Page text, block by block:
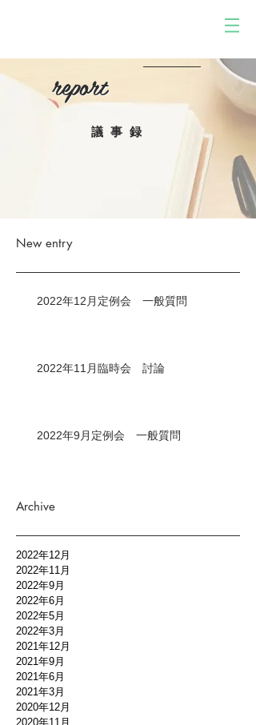
report
report
議事録
New entry
2022年12月定例会 一般質問
2022年11月臨時会 討論
2022年9月定例会 一般質問
Archive
2022年12月
2022年11月
2022年9月
2022年6月
2022年5月
2022年3月
2021年12月
2021年9月
2021年6月
2021年3月
2020年12月
2020年11月